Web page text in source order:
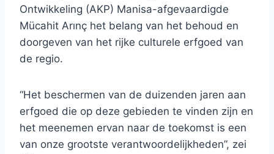
Ontwikkeling (AKP) Manisa-afgevaardigde
Mücahit Arınç het belang van het behoud en
doorgeven van het rijke culturele erfgoed van
de regio.
“Het beschermen van de duizenden jaren aan
erfgoed die op deze gebieden te vinden zijn en
het meenemen ervan naar de toekomst is een
van onze grootste verantwoordelijkheden”, zei